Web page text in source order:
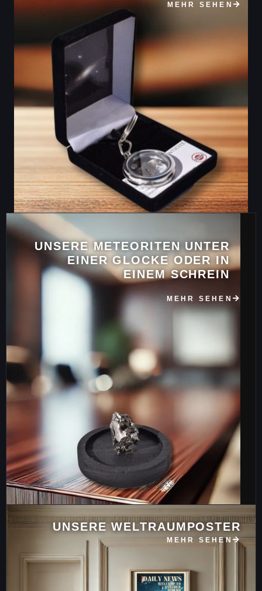
MEHR SEHEN
UNSERE METEORITEN UNTER
EINER GLOCKE ODER IN
EINEM SCHREIN
MEHR SEHEN
UNSERE WELTRAUMPOSTER
MEHR SEHEN